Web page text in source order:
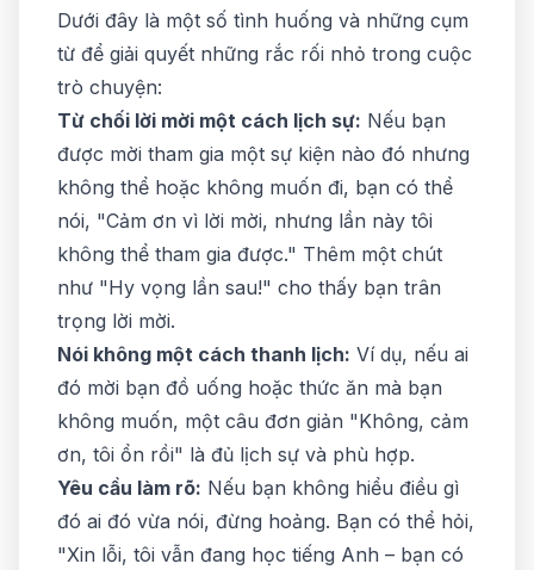
Dưới đây là một số tình huống và những cụm
từ để giải quyết những rắc rối nhỏ trong cuộc
trò chuyện:
Từ chối lời mời một cách lịch sự: Nếu bạn
được mời tham gia một sự kiện nào đó nhưng
không thể hoặc không muốn đi, bạn có thể
nói, "Cảm ơn vì lời mời, nhưng lần này tôi
không thể tham gia được." Thêm một chút
như "Hy vọng lần sau!" cho thấy bạn trân
trọng lời mời.
Nói không một cách thanh lịch: Ví dụ, nếu ai
đó mời bạn đồ uống hoặc thức ăn mà bạn
không muốn, một câu đơn giản "Không, cảm
ơn, tôi ổn rồi" là đủ lịch sự và phù hợp.
Yêu cầu làm rõ: Nếu bạn không hiểu điều gì
đó ai đó vừa nói, đừng hoảng. Bạn có thể hỏi,
"Xin lỗi, tôi vẫn đang học tiếng Anh – bạn có